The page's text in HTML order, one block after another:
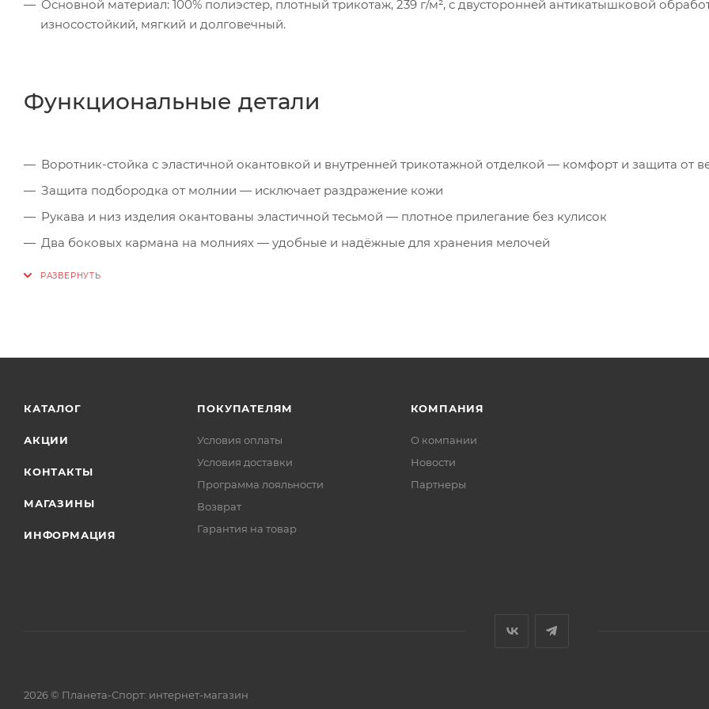
Основной материал: 100% полиэстер, плотный трикотаж, 239 г/м², с двусторонней антикатышковой
износостойкий, мягкий и долговечный.
Функциональные детали
Воротник-стойка с эластичной окантовкой и внутренней трикотажной отделкой — комфорт и защита от
Защита подбородка от молнии — исключает раздражение кожи
Рукава и низ изделия окантованы эластичной тесьмой — плотное прилегание без кулисок
Два боковых кармана на молниях — удобные и надёжные для хранения мелочей
КАТАЛОГ
АКЦИИ
КОНТАКТЫ
МАГАЗИНЫ
ИНФОРМАЦИЯ
ПОКУПАТЕЛЯМ
Условия оплаты
Условия доставки
Программа лояльности
Возврат
Гарантия на товар
КОМПАНИЯ
О компании
Новости
Партнеры
2026 © Планета-Спорт: интернет-магазин